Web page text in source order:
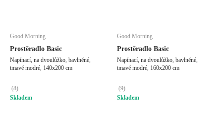
Good Morning
Prostěradlo Basic
Napínací, na dvoulůžko, bavlněné,
tmavě modré, 140x200 cm
(8)
Skladem
Good Morning
Prostěradlo Basic
Napínací, na dvoulůžko, bavlněné,
tmavě modré, 160x200 cm
(9)
Skladem